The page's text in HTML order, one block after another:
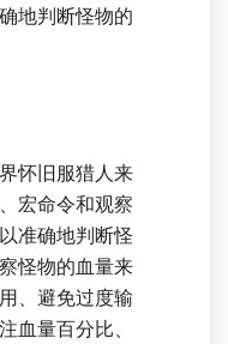
地判断怪物的
怀旧服猎人来
宏命令和观察
准确地判断怪
怪物的血量来
、避免过度输
血量百分比、